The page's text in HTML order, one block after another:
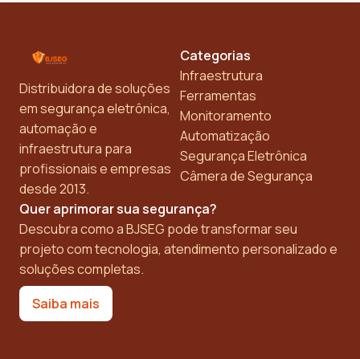
Distribuidora de soluções
em segurança eletrônica,
automação e
infraestrutura para
profissionais e empresas
desde 2013.
Categorias
Infraestrutura
Ferramentas
Monitoramento
Automatização
Segurança Eletrônica
Câmera de Segurança
Quer aprimorar sua segurança?
Descubra como a BJSEG pode transformar seu
projeto com tecnologia, atendimento personalizado e
soluções completas.
Saiba mais